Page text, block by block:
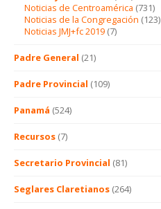
Noticias de Centroamérica (731)
Noticias de la Congregación (123)
Noticias JMJ+fc 2019 (7)
Padre General (21)
Padre Provincial (109)
Panamá (524)
Recursos (7)
Secretario Provincial (81)
Seglares Claretianos (264)